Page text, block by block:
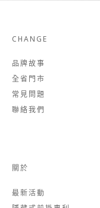
CHANGE
品牌故事
全省門市
常見問題
聯絡我們
關於
最新活動